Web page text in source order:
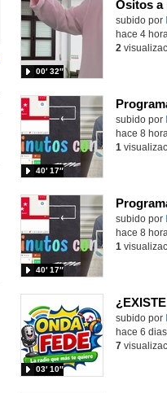
pantalla
Ositos a
Contenido
subido por
00′ 32″
hace 4
2
Contenido
subido por
40′ 17″
hace 8
1
Contenido
subido por
40′ 17″
hace 8
1
Contenido
subido por
03′ 10″
hace 6 dias
7